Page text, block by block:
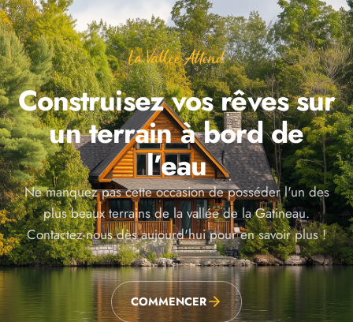
La Vallée Attend
Construisez vos rêves sur
un terrain à bord de
l’eau
Ne manquez pas cette occasion de posséder l'un des
plus beaux terrains de la vallée de la Gatineau.
Contactez-nous dès aujourd'hui pour en savoir plus !
COMMENCER